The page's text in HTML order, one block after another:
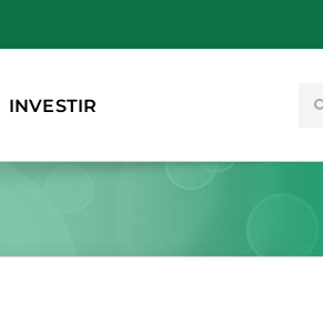
INVESTIR